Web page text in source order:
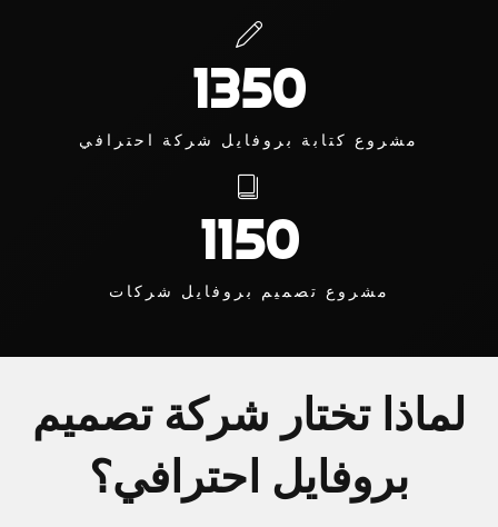
1350
مشروع كتابة بروفايل شركة احترافي
1150
مشروع تصميم بروفايل شركات
لماذا تختار شركة تصميم
بروفايل احترافي؟